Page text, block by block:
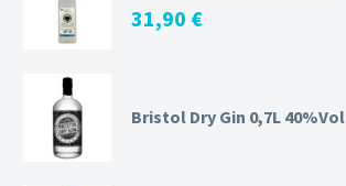
31,90 €
Bristol Dry Gin 0,7L 40%Vol